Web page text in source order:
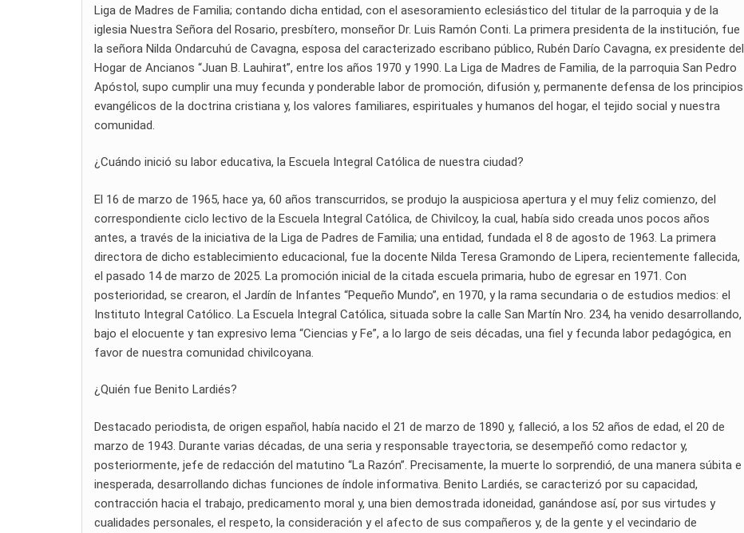
Liga de Madres de Familia; contando dicha entidad, con el asesoramiento eclesiástico del titular de la parroquia y de la
iglesia Nuestra Señora del Rosario, presbítero, monseñor Dr. Luis Ramón Conti. La primera presidenta de la institución, fue
la señora Nilda Ondarcuhú de Cavagna, esposa del caracterizado escribano público, Rubén Darío Cavagna, ex presidente del
Hogar de Ancianos “Juan B. Lauhirat”, entre los años 1970 y 1990. La Liga de Madres de Familia, de la parroquia San Pedro
Apóstol, supo cumplir una muy fecunda y ponderable labor de promoción, difusión y, permanente defensa de los principios
evangélicos de la doctrina cristiana y, los valores familiares, espirituales y humanos del hogar, el tejido social y nuestra
comunidad.
¿Cuándo inició su labor educativa, la Escuela Integral Católica de nuestra ciudad?
El 16 de marzo de 1965, hace ya, 60 años transcurridos, se produjo la auspiciosa apertura y el muy feliz comienzo, del
correspondiente ciclo lectivo de la Escuela Integral Católica, de Chivilcoy, la cual, había sido creada unos pocos años
antes, a través de la iniciativa de la Liga de Padres de Familia; una entidad, fundada el 8 de agosto de 1963. La primera
directora de dicho establecimiento educacional, fue la docente Nilda Teresa Gramondo de Lipera, recientemente fallecida,
el pasado 14 de marzo de 2025. La promoción inicial de la citada escuela primaria, hubo de egresar en 1971. Con
posterioridad, se crearon, el Jardín de Infantes “Pequeño Mundo”, en 1970, y la rama secundaria o de estudios medios: el
Instituto Integral Católico. La Escuela Integral Católica, situada sobre la calle San Martín Nro. 234, ha venido desarrollando,
bajo el elocuente y tan expresivo lema “Ciencias y Fe”, a lo largo de seis décadas, una fiel y fecunda labor pedagógica, en
favor de nuestra comunidad chivilcoyana.
¿Quién fue Benito Lardiés?
Destacado periodista, de origen español, había nacido el 21 de marzo de 1890 y, falleció, a los 52 años de edad, el 20 de
marzo de 1943. Durante varias décadas, de una seria y responsable trayectoria, se desempeñó como redactor y,
posteriormente, jefe de redacción del matutino “La Razón”. Precisamente, la muerte lo sorprendió, de una manera súbita e
inesperada, desarrollando dichas funciones de índole informativa. Benito Lardiés, se caracterizó por su capacidad,
contracción hacia el trabajo, predicamento moral y, una bien demostrada idoneidad, ganándose así, por sus virtudes y
cualidades personales, el respeto, la consideración y el afecto de sus compañeros y, de la gente y el vecindario de